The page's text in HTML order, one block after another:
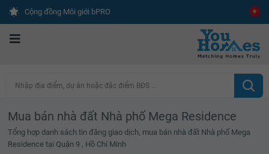
Cộng đồng Môi giới bPRO
Nhập địa điểm, dự án hoặc đặc điểm BĐS ...
Mua bán nhà đất Nhà phố Mega Residence
Tổng hợp danh sách tin đăng giao dịch, mua bán nhà đất Nhà phố Mega
Residence tại Quận 9 , Hồ Chí Minh